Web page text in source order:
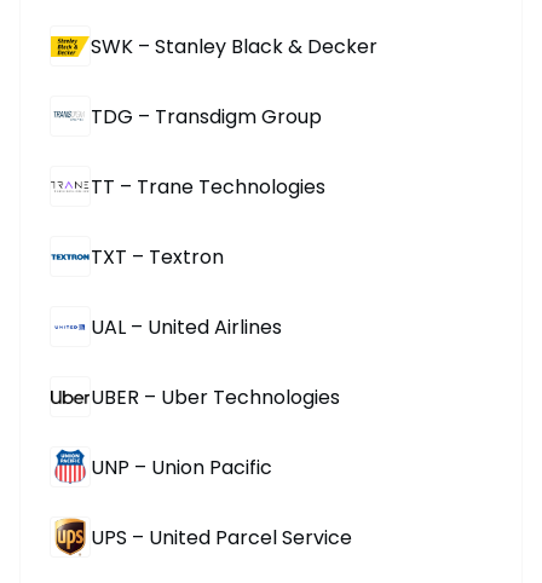
SWK – Stanley Black & Decker
TDG – Transdigm Group
TT – Trane Technologies
TXT – Textron
UAL – United Airlines
UBER – Uber Technologies
UNP – Union Pacific
UPS – United Parcel Service